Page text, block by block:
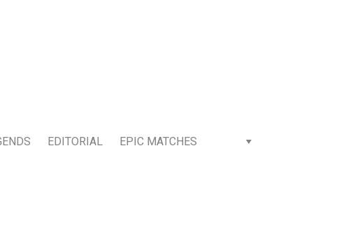
EDITORIAL EPIC MATCHES